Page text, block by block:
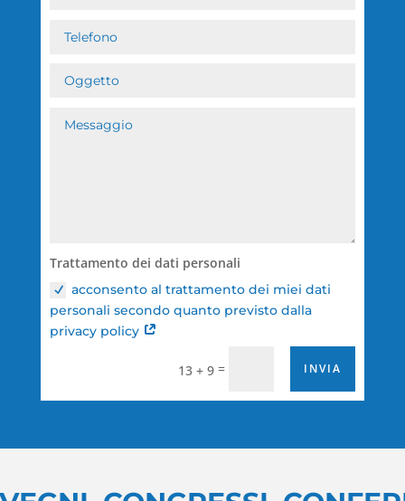
Trattamento dei dati personali
acconsento al trattamento dei miei dati
personali secondo quanto previsto dalla
privacy policy
13 + 9 = INVIA